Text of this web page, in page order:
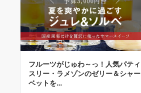
フルーツがじゅわ～っ！人気パティ
スリー・ラメゾンのゼリー＆シャー
ベットを…